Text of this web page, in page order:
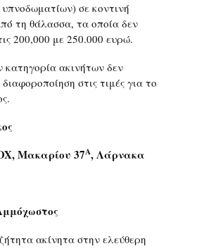
σε κοντινή
τη θάλασσα, τα οποία δεν
200,000 με 250.000 ευρώ.
κατηγορία ακινήτων δεν
στις τιμές για το
Mακαρίου 37Α, Λάρνακα
ακίνητα στην ελεύθερη